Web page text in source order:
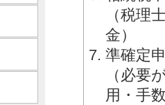
（税理
金）
準確定
（必要
用・手